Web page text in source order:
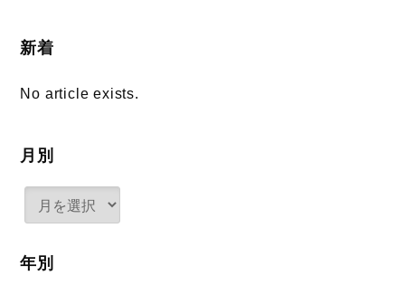
新着
No article exists.
月別
年別